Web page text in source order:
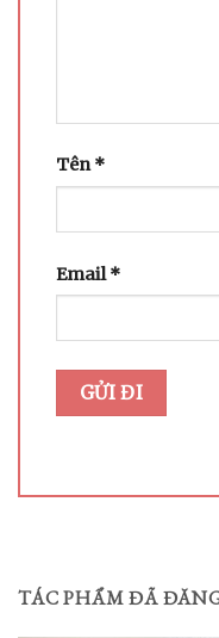
Tên*
Email*
TÁC PHẨM ĐÃ